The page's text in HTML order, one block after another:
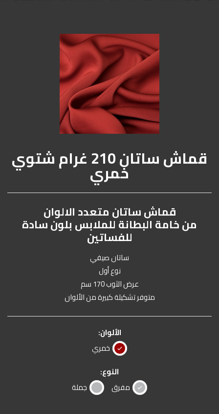
قماش ساتان 210 غرام شتوي
خمري
قماش ساتان متعدد الالوان
من خامة البطانة للملابس بلون سادة
للفساتين
ساتان صيفي
نوع أول
عرض الثوب 170 سم
متوفر تشكيلة كبيرة من الألوان
الألوان:
خمري
النوع:
مفرق
جملة